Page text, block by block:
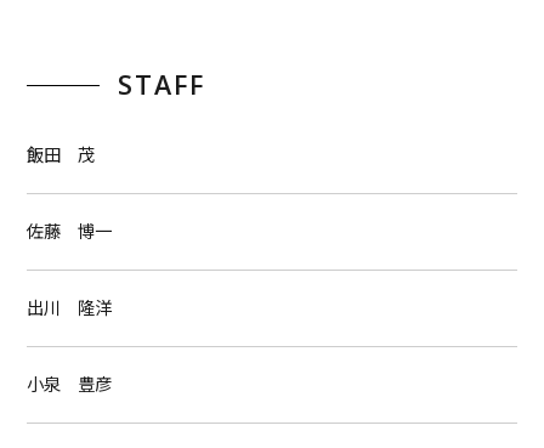
STAFF
飯田 茂
佐藤 博一
出川 隆洋
小泉 豊彦